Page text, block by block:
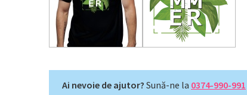
Ai nevoie de ajutor? Sună-ne la 0374-990-991